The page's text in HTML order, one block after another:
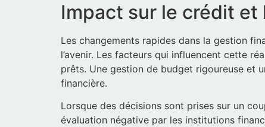
Impact sur le crédit et
Les changements rapides dans la gestion
l’avenir. Les facteurs qui influencent cette
prêts. Une gestion de budget rigoureuse et
financière.
Lorsque des décisions sont prises sur un
évaluation négative par les institutions